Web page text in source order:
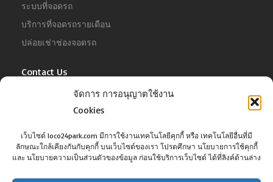
จัดการ การอนุญาตใช้งาน
Cookies
เว็บไซต์ loco24park.com มีการใช้งานเทคโนโลยีคุกกี้ หรือ เทคโนโลยีอื่นที่มี
ลักษณะใกล้เคียงกันกับคุกกี้ บนเว็บไซต์ของเรา โปรดศึกษา นโยบายการใช้คุกกี้
และ นโยบายความเป็นส่วนตัวของข้อมูล ก่อนใช้บริการเว็บไซต์ ได้ที่ลิงค์ด้านล่าง
ระบบที่จอดรถ
บริการที่จอดรถรายเดือน
ปล่อยเช่าช่องจอดรถ
Contact Us
02-022-4680
For Customer